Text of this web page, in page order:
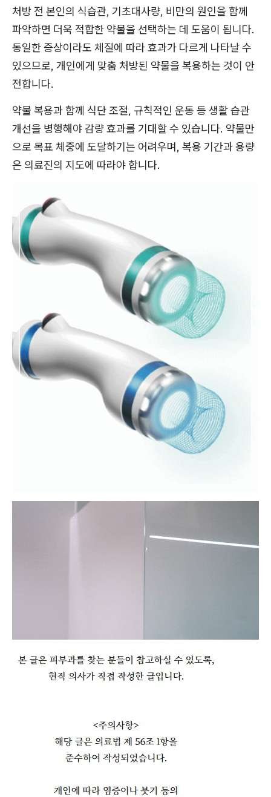
처방 전 본인의 식습관, 기초대사량, 비만의 원인을 함께
파악하면 더욱 적합한 약물을 선택하는 데 도움이 됩니다.
동일한 증상이라도 체질에 따라 효과가 다르게 나타날 수
있으므로, 개인에게 맞춤 처방된 약물을 복용하는 것이 안
전합니다.
약물 복용과 함께 식단 조절, 규칙적인 운동 등 생활 습관
개선을 병행해야 감량 효과를 기대할 수 있습니다. 약물만
으로 목표 체중에 도달하기는 어려우며, 복용 기간과 용량
은 의료진의 지도에 따라야 합니다.